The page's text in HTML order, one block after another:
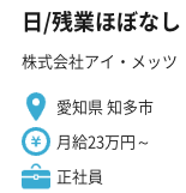
日/残業ほぼなし
株式会社アイ・メッツ
愛知県 知多市
月給23万円～
正社員